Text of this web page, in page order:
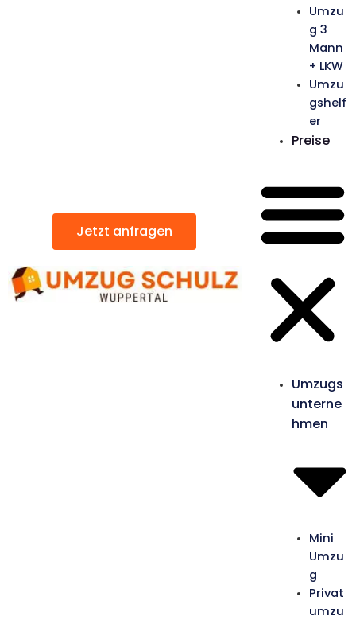
Jetzt anfragen
Umzu
g 3
Mann
+ LKW
Umzu
gshelf
er
Preise
Umzugs
unterne
hmen
Mini
Umzu
g
Privat
umzu